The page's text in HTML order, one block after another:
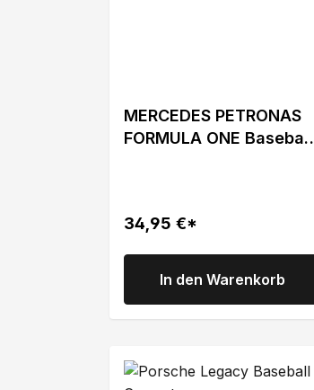
MERCEDES PETRONAS
FORMULA ONE Baseball
34,95 €*
In den Warenkorb